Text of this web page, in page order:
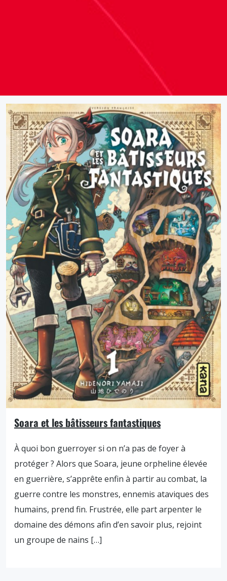
Soara et les bâtisseurs fantastiques
À quoi bon guerroyer si on n’a pas de foyer à
protéger ? Alors que Soara, jeune orpheline élevée
en guerrière, s’apprête enfin à partir au combat, la
guerre contre les monstres, ennemis ataviques des
humains, prend fin. Frustrée, elle part arpenter le
domaine des démons afin d’en savoir plus, rejoint
un groupe de nains […]